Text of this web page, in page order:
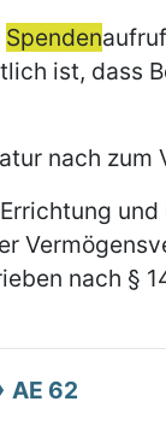
Spenden
ist, dass
nach zum
nach §
AE 62